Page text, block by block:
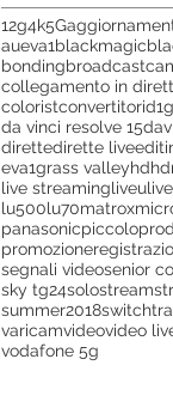
12g4k5G
aueva1blackmagic
bondingbroadcast
collegamento in
coloristconvertitori
da vinci resolve 15
direttedirette live
eva1grass valleyhd
live streamingliveu
lu500lu70matrox
panasonicpiccolo
promozione
segnali videosenior
sky tg24solostream
summer2018switch
varicamvideovideo
vodafone 5g